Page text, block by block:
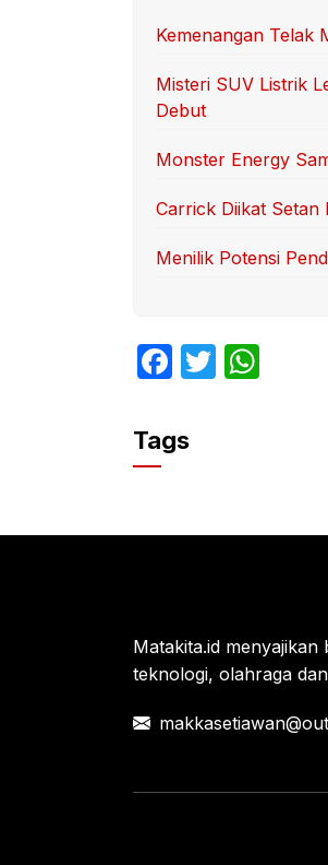
Kemenangan Telak
Misteri SUV Listrik
Debut
Monster Energy
Carrick Diikat Setan
Menilik Potensi
F
c
e
o
T
p
Tags
Matakita.id
teknologi, olahraga